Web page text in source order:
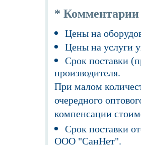
* Комментарии
Цены на
Цены на услуги
Срок поставки
производителя.
При малом
очередного
компенсации
Срок поставки
ООО "СанНет".